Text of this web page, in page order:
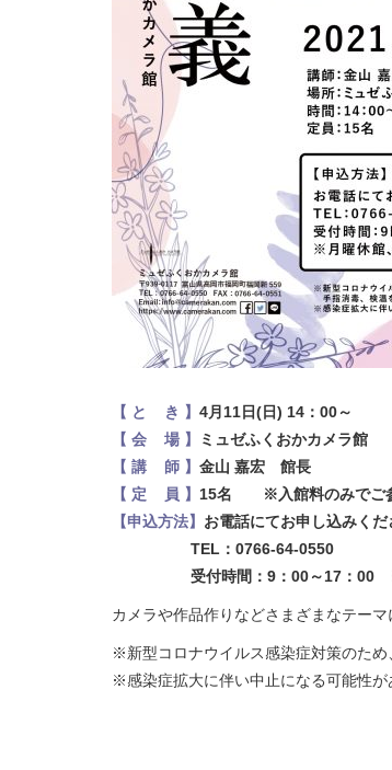
【 と き 】 4月11日(日) 14：00～
【 会 場 】
ミュゼふくおかカメラ館
【 講 師 】 金山 嘉宏 館長
【 定 員 】 15名 ※入館料のみでご
【申込方法】 お電話にてお申し込みくだ
TEL：0766-64-0550
受付時間：9：00～17：00 ※
カメラや作品作りなどさまざまなテー
※新型コロナウイルス感染症対策のため
※感染症拡大に伴い中止になる可能性が